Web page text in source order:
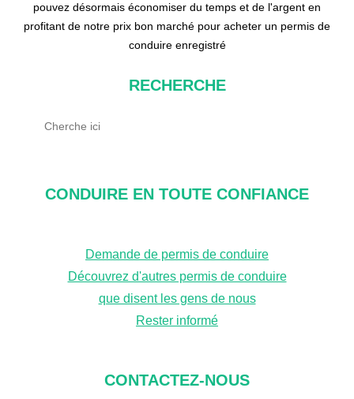
pouvez désormais économiser du temps et de l'argent en
profitant de notre prix bon marché pour acheter un permis de
conduire enregistré
RECHERCHE
CONDUIRE EN TOUTE CONFIANCE
Demande de permis de conduire
Découvrez d'autres permis de conduire
que disent les gens de nous
Rester informé
CONTACTEZ-NOUS